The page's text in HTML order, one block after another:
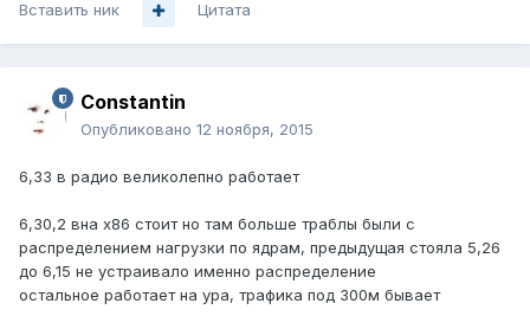
Вставить ник Цитата
Constantin
Опубликовано 12 ноября, 2015
6,33 в радио великолепно работает
6,30,2 вна х86 стоит но там больше траблы были с
распределением нагрузки по ядрам, предыдущая стояла 5,26
до 6,15 не устраивало именно распределение
остальное работает на ура, трафика под 300м бывает